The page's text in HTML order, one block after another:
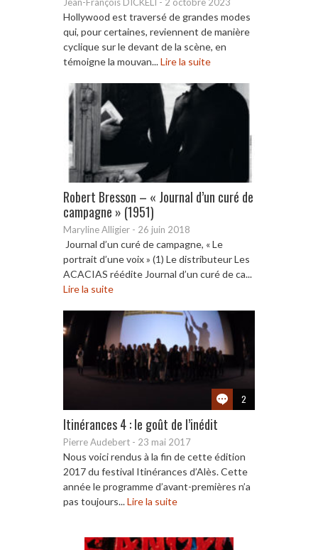
Hollywood est traversé de grandes modes
qui, pour certaines, reviennent de manière
cyclique sur le devant de la scène, en
témoigne la mouvan...Lire la suite
Robert Bresson – « Journal d’un curé de
campagne » (1951)
Maryline Alligier - 26 juin 2018
Journal d’un curé de campagne, « Le
portrait d’une voix » (1) Le distributeur Les
ACACIAS réédite Journal d’un curé de ca...
Lire la suite
2
Itinérances 4 : le goût de l’inédit
Pierre Audebert - 23 mai 2017
Nous voici rendus à la fin de cette édition
2017 du festival Itinérances d’Alès. Cette
année le programme d’avant-premières n’a
pas toujours...Lire la suite